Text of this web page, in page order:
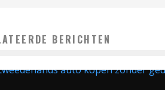
BERICHTEN